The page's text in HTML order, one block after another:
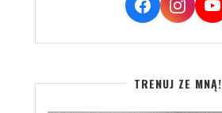
TRENUJ ZE MNĄ!